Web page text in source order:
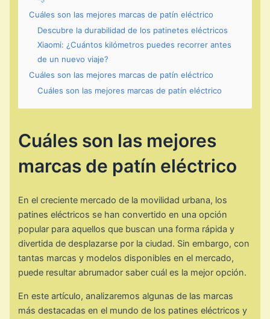
Cuáles son las mejores marcas de patín eléctrico
Descubre la durabilidad de los patinetes eléctricos
Xiaomi: ¿Cuántos kilómetros puedes recorrer antes
de un nuevo viaje?
Cuáles son las mejores marcas de patín eléctrico
Cuáles son las mejores marcas de patín eléctrico
Cuáles son las mejores
marcas de patín eléctrico
En el creciente mercado de la movilidad urbana, los
patines eléctricos se han convertido en una opción
popular para aquellos que buscan una forma rápida y
divertida de desplazarse por la ciudad. Sin embargo, con
tantas marcas y modelos disponibles en el mercado,
puede resultar abrumador saber cuál es la mejor opción.
En este artículo, analizaremos algunas de las marcas
más destacadas en el mundo de los patines eléctricos y